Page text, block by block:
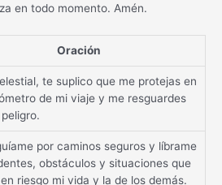
en todo momento. Amén.
Oración
te suplico que me protejas en
de mi viaje y me resguardes
por caminos seguros y líbrame
obstáculos y situaciones que
riesgo mi vida y la de los demás.